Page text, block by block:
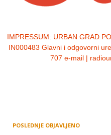
IMPRESSUM: URBAN GRAD
IN000483 Glavni i odgovorni
707 e-mail |
POSLEDNJE OBJAVLJENO